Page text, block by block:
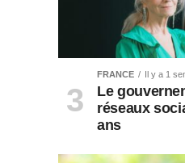
FRANCE Il y a 1
Le
réseaux
ans